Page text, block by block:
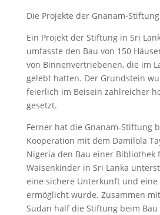
Die Projekte der Gnanam-Stiftung
Ein Projekt der Stiftung in Sri
umfasste den Bau von 150
von Binnenvertriebenen, die im
gelebt hatten. Der Grundstein
feierlich im Beisein zahlreicher
gesetzt.
Ferner hat die Gnanam-Stiftung
Kooperation mit dem Damilola
Nigeria den Bau einer Bibliothek
Waisenkinder in Sri Lanka
eine sichere Unterkunft und
ermöglicht wurde. Zusammen
Sudan half die Stiftung beim